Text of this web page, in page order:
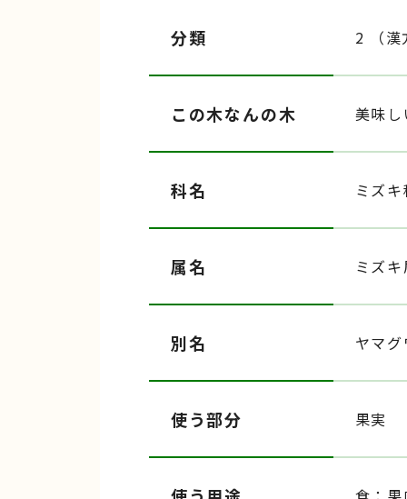
分類 2 （漢
この木なんの木 美味
科名 ミズキ
属名 ミズキ
別名 ヤマ
使う部分 果実